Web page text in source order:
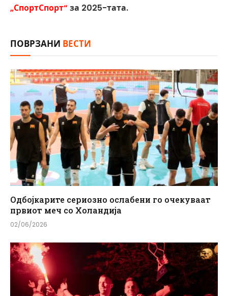
„СпортСпорт“ за 2025-тата.
ПОВРЗАНИ ВЕСТИ
Одбојкарите сериозно ослабени го очекуваат
првиот меч со Холандија
02/06/2026